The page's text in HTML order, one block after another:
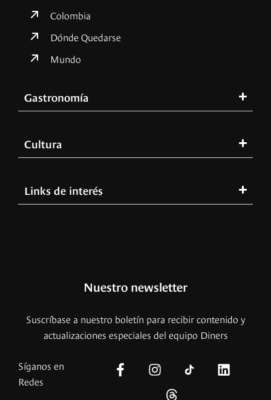
Colombia
Dónde Quedarse
Mundo
Gastronomía
Cultura
Links de interés
Nuestro newsletter
Suscríbase a nuestro boletín para recibir contenido y
actualizaciones especiales del equipo Diners
Síganos en
Redes